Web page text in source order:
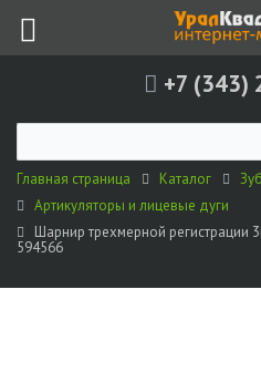
+7 (343)
Главная страница Каталог
Артикуляторы и лицевые дуги
Шарнир трехмерной регистрации
594566